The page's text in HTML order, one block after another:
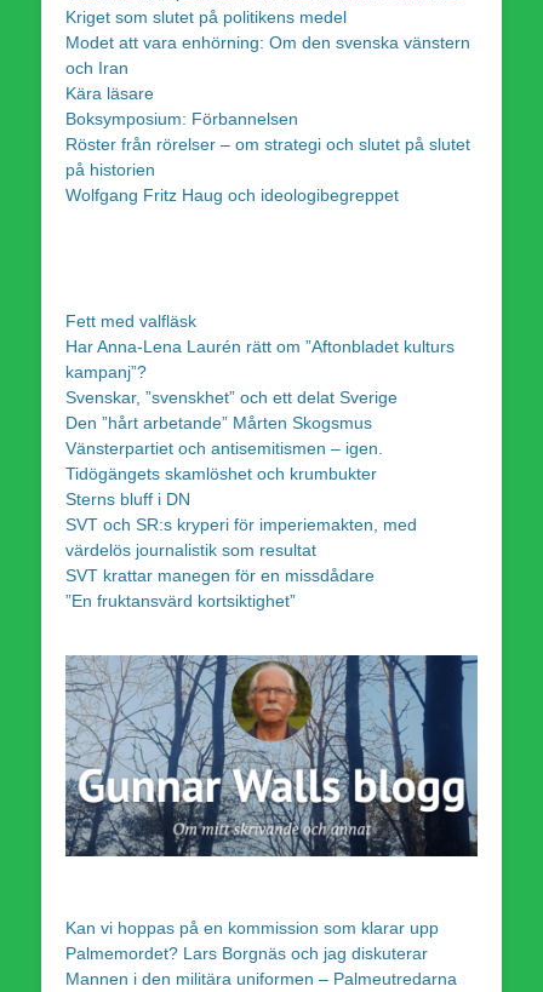
Kriget som slutet på politikens medel
Modet att vara enhörning: Om den svenska vänstern
och Iran
Kära läsare
Boksymposium: Förbannelsen
Röster från rörelser – om strategi och slutet på slutet
på historien
Wolfgang Fritz Haug och ideologibegreppet
Fett med valfläsk
Har Anna-Lena Laurén rätt om ”Aftonbladet kulturs
kampanj”?
Svenskar, ”svenskhet” och ett delat Sverige
Den ”hårt arbetande” Mårten Skogsmus
Vänsterpartiet och antisemitismen – igen.
Tidögängets skamlöshet och krumbukter
Sterns bluff i DN
SVT och SR:s kryperi för imperiemakten, med
värdelös journalistik som resultat
SVT krattar manegen för en missdådare
”En fruktansvärd kortsiktighet”
Kan vi hoppas på en kommission som klarar upp
Palmemordet? Lars Borgnäs och jag diskuterar
Mannen i den militära uniformen – Palmeutredarna